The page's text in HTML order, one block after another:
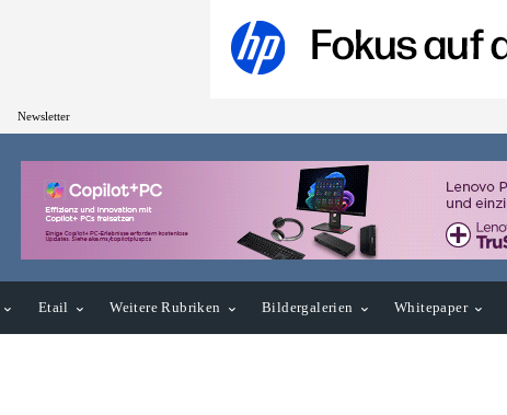
Newsletter
Etail Weitere Rubriken Bildergalerien Whitepaper